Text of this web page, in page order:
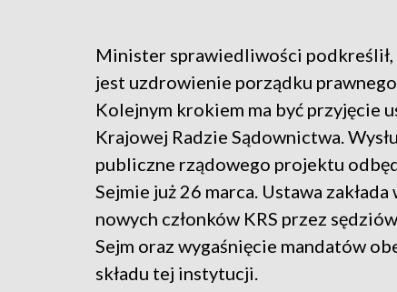
Minister sprawiedliwości podkreślił,
jest uzdrowienie porządku
Kolejnym krokiem ma być przyjęcie
Krajowej Radzie Sądownictwa.
publiczne rządowego projektu
Sejmie już 26 marca. Ustawa
nowych członków KRS przez
Sejm oraz wygaśnięcie mandatów
składu tej instytucji.